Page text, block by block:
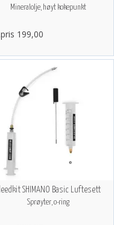
Mineralolje, høyt kokepunkt
199,00
SHIMANO Basic Luftesett
Sprøyter, o-ring